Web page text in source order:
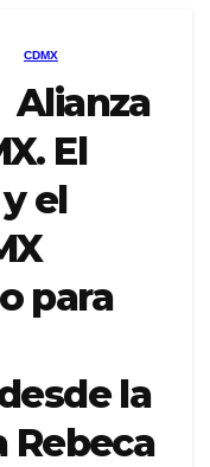
CDMX
Alianza
El
el
para
la
Rebeca